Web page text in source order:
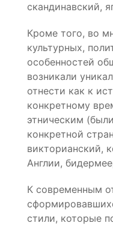
скандинавский,
Кроме того, во
культурных,
особенностей
возникали
отнести как к
конкретному
этническим
конкретной
викторианский,
Англии,
К современным
стили, которые